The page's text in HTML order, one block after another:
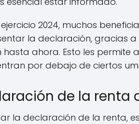
2024, muchos
la declaración, gracias a
ahora. Esto les permite
por debajo de ciertos
de la renta
la declaración de la renta,